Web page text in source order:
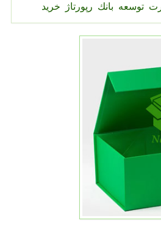
توسعه بانك رپورتاژ خرید